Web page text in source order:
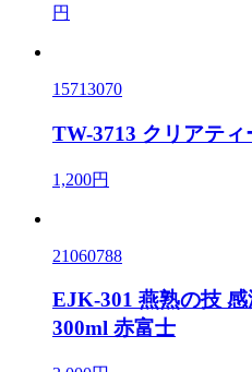
円
15713070
TW-3713 クリアテ
1,200円
21060788
EJK-301 燕熟の技
300ml 赤富士